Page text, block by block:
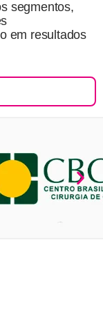
segmentos,
em resultados